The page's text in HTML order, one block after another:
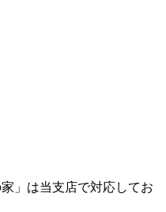
」は当支店で対応してお